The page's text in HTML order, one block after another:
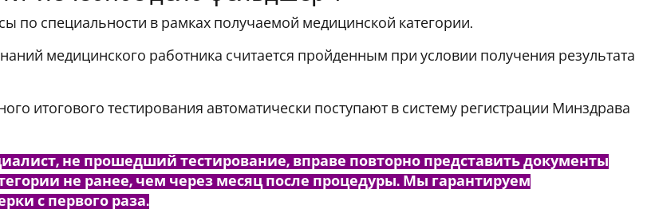
по специальности в рамках получаемой медицинской категории.
медицинского работника считается пройденным при условии получения результата
итогового тестирования автоматически поступают в систему регистрации Минздрава
не прошедший тестирование, вправе повторно представить документы
не ранее, чем через месяц после процедуры. Мы гарантируем
с первого раза.